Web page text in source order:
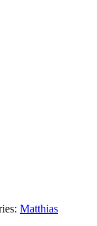
Matthias